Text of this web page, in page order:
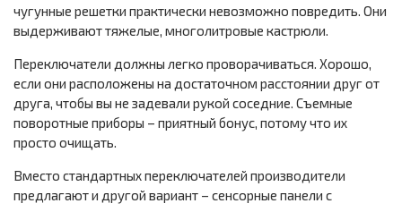
чугунные решетки практически невозможно повредить. Они
выдерживают тяжелые, многолитровые кастрюли.
Переключатели должны легко проворачиваться. Хорошо,
если они расположены на достаточном расстоянии друг от
друга, чтобы вы не задевали рукой соседние. Съемные
поворотные приборы – приятный бонус, потому что их
просто очищать.
Вместо стандартных переключателей производители
предлагают и другой вариант – сенсорные панели с